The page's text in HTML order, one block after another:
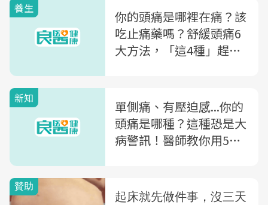
養生
你的頭痛是哪裡在痛？該
吃止痛藥嗎？舒緩頭痛6
大方法，「這4種」趕快
新知
單側痛、有壓迫感...你的
頭痛是哪種？這種恐是大
病警訊！醫師教你用5指